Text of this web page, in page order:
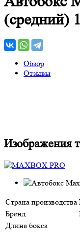
(средний)
Обзор
Отзывы
Изображения
Страна производства
Бренд
Длина бокса